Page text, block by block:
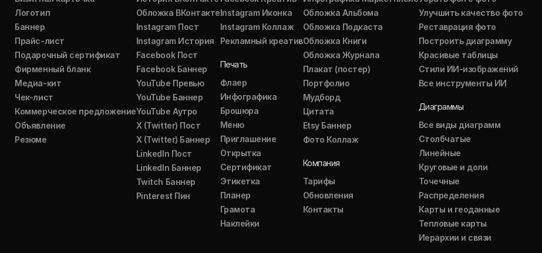
Логотип
Баннер
Прайс-лист
Подарочный сертификат
Фирменный бланк
Медиа-кит
Чек-лист
Коммерческое предложение
Объявление
Резюме
Обложка ВКонтакте
Instagram Пост
Instagram История
Facebook Пост
Facebook Баннер
YouTube Превью
YouTube Баннер
YouTube Аутро
X (Twitter) Пост
X (Twitter) Баннер
LinkedIn Пост
LinkedIn Баннер
Twitch Баннер
Pinterest Пин
Instagram Иконка
Instagram Коллаж
Рекламный креатив
Печать
Флаер
Инфографика
Брошюра
Меню
Приглашение
Открытка
Сертификат
Этикетка
Планер
Грамота
Наклейки
Обложка Альбома
Обложка Подкаста
Обложка Книги
Обложка Журнала
Плакат (постер)
Портфолио
Мудборд
Цитата
Etsy Баннер
Фото Коллаж
Компания
Тарифы
Обновления
Контакты
Улучшить качество фото
Реставрация фото
Построить диаграмму
Красивые таблицы
Стили ИИ-изображений
Все инструменты ИИ
Диаграммы
Все виды диаграмм
Столбчатые
Линейные
Круговые и доли
Точечные
Распределения
Карты и геоданные
Тепловые карты
Иерархии и связи